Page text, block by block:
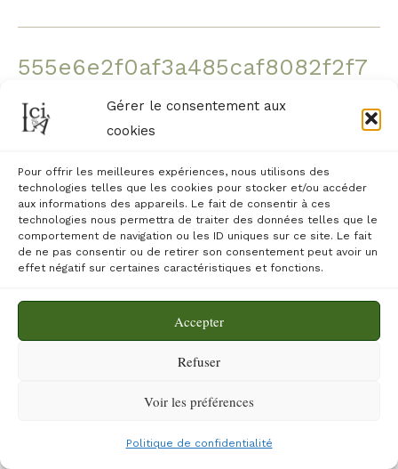
Gérer le consentement aux
cookies
Pour offrir les meilleures expériences, nous utilisons des
technologies telles que les cookies pour stocker et/ou accéder
aux informations des appareils. Le fait de consentir à ces
technologies nous permettra de traiter des données telles que le
comportement de navigation ou les ID uniques sur ce site. Le fait
de ne pas consentir ou de retirer son consentement peut avoir un
effet négatif sur certaines caractéristiques et fonctions.
Accepter
Refuser
Voir les préférences
Politique de confidentialité
555e6e2f0af3a485caf8082f2f7
2080c
Actualité icietla37
46f4b9799a0c04e1ec50024790830a9f
555e6e2f0af3a485caf8082f2f72080c
Lire la suite »